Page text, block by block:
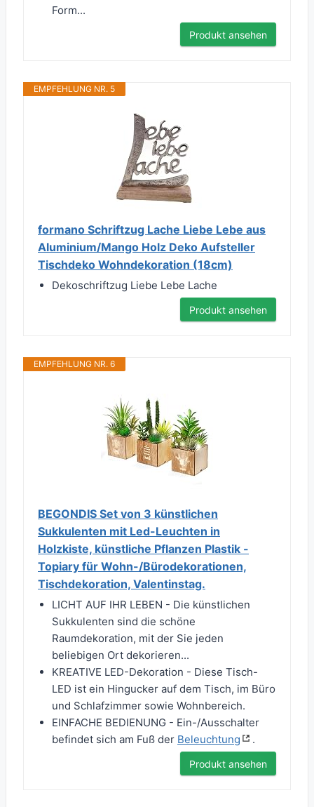
Form...
Produkt ansehen
EMPFEHLUNG NR. 5
formano Schriftzug Lache Liebe Lebe aus
Aluminium/Mango Holz Deko Aufsteller
Tischdeko Wohndekoration (18cm)
Dekoschriftzug Liebe Lebe Lache
Produkt ansehen
EMPFEHLUNG NR. 6
BEGONDIS Set von 3 künstlichen
Sukkulenten mit Led-Leuchten in
Holzkiste, künstliche Pflanzen Plastik -
Topiary für Wohn-/Bürodekorationen,
Tischdekoration, Valentinstag.
LICHT AUF IHR LEBEN - Die künstlichen
Sukkulenten sind die schöne
Raumdekoration, mit der Sie jeden
beliebigen Ort dekorieren...
KREATIVE LED-Dekoration - Diese Tisch-
LED ist ein Hingucker auf dem Tisch, im Büro
und Schlafzimmer sowie Wohnbereich.
EINFACHE BEDIENUNG - Ein-/Ausschalter
befindet sich am Fuß der Beleuchtung .
Produkt ansehen